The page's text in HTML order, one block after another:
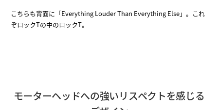
こちらも背面に「Everything Louder Than Everything Else」。これ
ぞロックTの中のロックT。
モーターヘッドへの強いリスペクトを感じる